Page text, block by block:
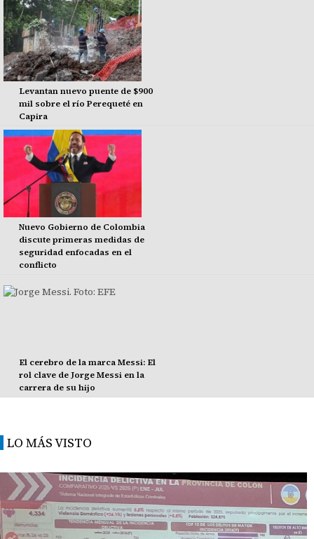
Levantan nuevo puente de $900
mil sobre el río Perequeté en
Capira
Nuevo Gobierno de Colombia
discute primeras medidas de
seguridad enfocadas en el
conflicto
El cerebro de la marca Messi: El
rol clave de Jorge Messi en la
carrera de su hijo
LO MÁS VISTO